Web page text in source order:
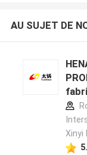
AU SUJET DE
Xinyi